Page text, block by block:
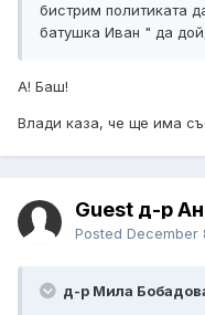
бистрим политиката
батушка Иван " да
А! Баш!
Влади каза, че ще има
Guest д-р
Posted December
д-р Мила